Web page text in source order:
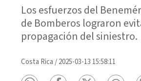
Los esfuerzos del
de Bomberos lograron
propagación del siniestro.
Costa Rica /2025-03-13 15:58:11